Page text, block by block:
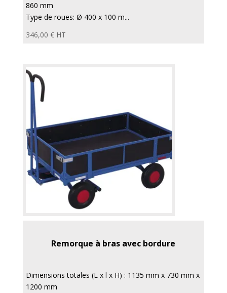
860 mm
Type de roues: Ø 400 x 100 m...
346,00 € HT
Remorque à bras avec bordure
Dimensions totales (L x l x H) : 1135 mm x 730 mm x
1200 mm